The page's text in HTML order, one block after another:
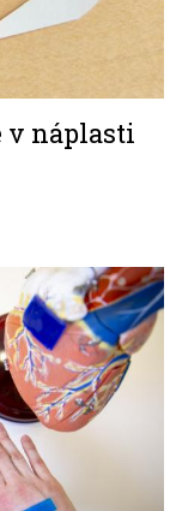
v náplasti